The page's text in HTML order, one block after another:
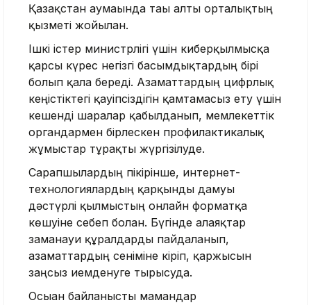
Қазақстан аумағында тағы алты орталықтың
қызметі жойылған.
Ішкі істер министрлігі үшін киберқылмысқа
қарсы күрес негізгі басымдықтардың бірі
болып қала береді. Азаматтардың цифрлық
кеңістіктегі қауіпсіздігін қамтамасыз ету үшін
кешенді шаралар қабылданып, мемлекеттік
органдармен бірлескен профилактикалық
жұмыстар тұрақты жүргізілуде.
Сарапшылардың пікірінше, интернет-
технологиялардың қарқынды дамуы
дәстүрлі қылмыстың онлайн форматқа
көшуіне себеп болған. Бүгінде алаяқтар
заманауи құралдарды пайдаланып,
азаматтардың сеніміне кіріп, қаржысын
заңсыз иемденуге тырысуда.
Осыған байланысты мамандар